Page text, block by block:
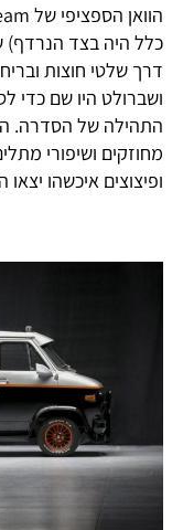
כלל היה בצד הנרדף)
דרך שלטי חוצות
ושברולט היו שם כדי
התהילה של הסדרה.
מחוזקים ושיפורי
ופיצוצים איכשהו